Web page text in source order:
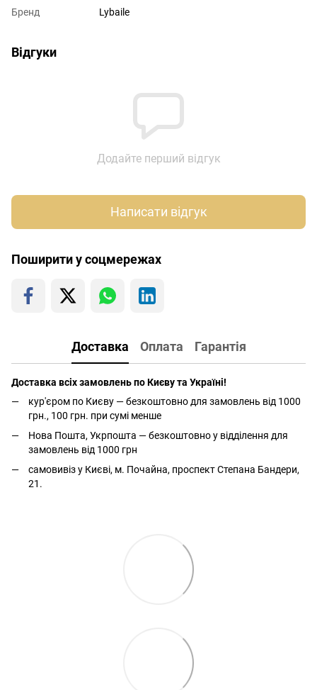
Бренд
Lybaile
Відгуки
Додайте перший відгук
Написати відгук
Поширити у соцмережах
Доставка Оплата Гарантія
Доставка всіх замовлень по Києву та Україні!
кур'єром по Києву — безкоштовно для замовлень від 1000
грн., 100 грн. при сумі менше
Нова Пошта, Укрпошта — безкоштовно у відділення для
замовлень від 1000 грн
самовивіз у Києві, м. Почайна, проспект Степана Бандери,
21.